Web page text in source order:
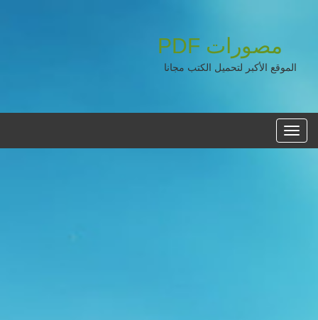
مصورات PDF
الموقع الأكبر لتحميل الكتب مجانا
القائمه
الرئيسية